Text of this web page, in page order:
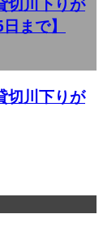
まで】
切川下りが